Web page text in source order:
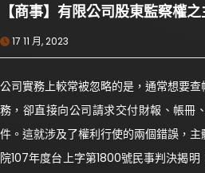
【商事】有限公司股東監察權
17 11 月, 2023
公司實務上較常被忽略的是，通常想要
務，卻直接向公司請求交付財報、帳冊
件。這就涉及了權利行使的兩個錯誤，
院107年度台上字第1800號民事判決揭